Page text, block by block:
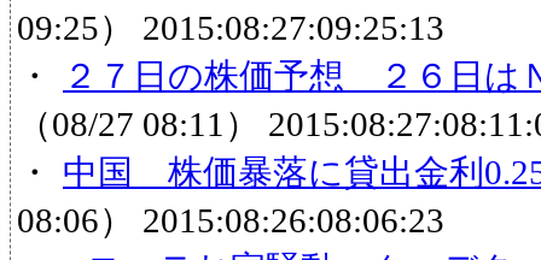
09:25） 2015:08:27:09:25:13
・
２７日の株価予想 ２６日は
（08/27 08:11）
・ 中国 株価暴落に貸出金利
08:06） 2015:08:26:08:06:23